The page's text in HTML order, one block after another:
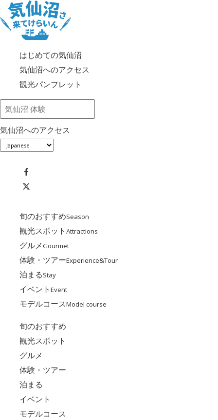
はじめての気仙沼
気仙沼へのアクセス
観光パンフレット
気仙沼へのアクセス
旬のおすすめSeason
観光スポット Attractions
グルメGourmet
体験・ツアーExperience&Tour
泊まるStay
イベント Event
モデルコースModel course
旬のおすすめ
観光スポット
グルメ
体験・ツアー
泊まる
イベント
モデルコース